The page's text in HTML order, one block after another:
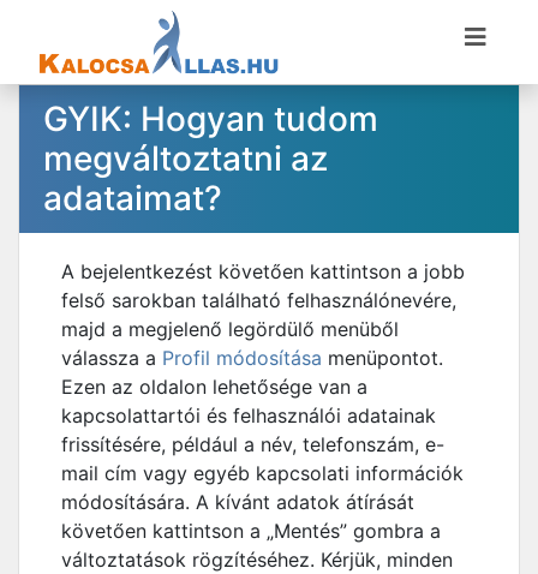
GYIK: Hogyan tudom
megváltoztatni az
adataimat?
A bejelentkezést követően kattintson a jobb
felső sarokban található felhasználónevére,
majd a megjelenő legördülő menüből
válassza a Profil módosítása menüpontot.
Ezen az oldalon lehetősége van a
kapcsolattartói és felhasználói adatainak
frissítésére, például a név, telefonszám, e-
mail cím vagy egyéb kapcsolati információk
módosítására. A kívánt adatok átírását
követően kattintson a „Mentés” gombra a
változtatások rögzítéséhez. Kérjük, minden